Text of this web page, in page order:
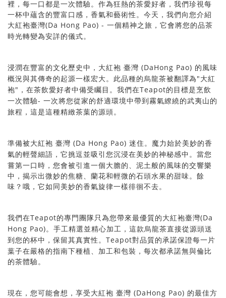
裡，每一口都是一次體驗。作為狂熱的茶愛好者，我們珍視每
一杯中蘊含的豐富口感，香氣和藝術性。今天，我們向您介紹
大紅袍臺灣(Da Hong Pao) - 一個精神之旅，它會將您的品茶
時光轉變為安詳的儀式。
浸潤在豐富的文化歷史中，大紅袍 臺灣 (DaHong Pao) 的 風味
概況與其傳奇的起源一樣宏大。此品種的烏龍茶被翻譯為" 大紅
袍" ，在茶飲愛好者中備受矚目。我們在Teapot的目 標是烹飲
一次體驗- 一次將您從家的舒適環境中帶到霧氣繚繞的武夷山的
旅程，這是這種精緻茶葉的源頭。
準備被大紅袍 臺灣 (Da Hong Pao) 迷住。魔力始於美妙的香
氣的輕聲細語，它挑逗並吸引您沉浸在美妙的神秘感中。當您
嘗第一口時，您會被引進一個大膽的、泥土般的風味的交響樂
中，揭示出微妙的焦糖、蘭花和輕微的石頭水果的甜味。餘
味？哦，它如同美妙的香氣旋律一樣徘徊不去。
我們在Teapot的專門團隊只為您帶來最優質的大紅袍臺灣(Da
Hong Pao)。手工精選並精心加工，這款烏龍茶直接從源頭送
到您的杯中，保留其真實性。 Teapot對品質的承諾保證每一片
葉子在嚴格的指南下種植、加工和包裝，每次都承諾無與倫比
的茶體驗。
現在，您可能會想，享受大紅袍 臺灣 (DaHong Pao) 的最佳方